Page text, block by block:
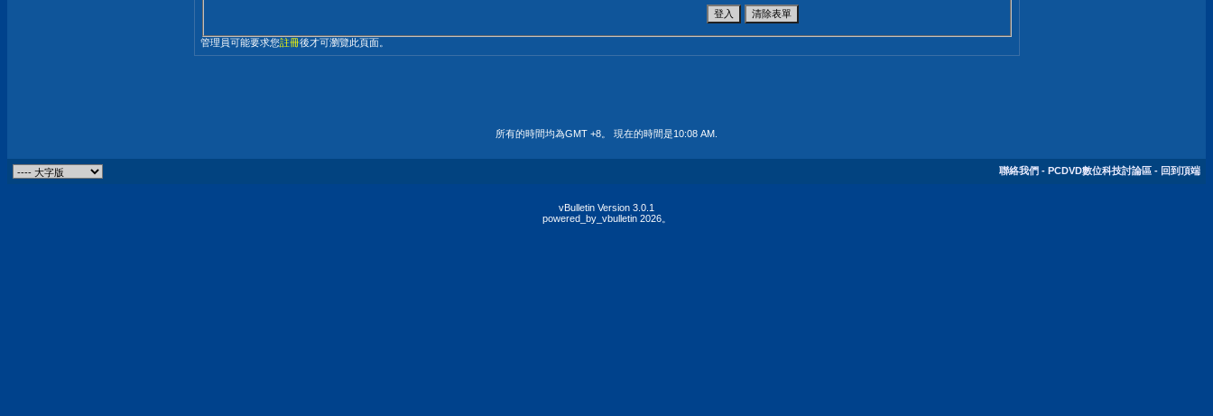
管理員可能要求您註冊後才可瀏覽此頁面。
所有的時間均為GMT +8。 現在的時間是10:08 AM
聯絡我們 - PCDVD數位科技討論區 - 回到頂端
vBulletin Version 3.0.1
powered_by_vbulletin 2026。